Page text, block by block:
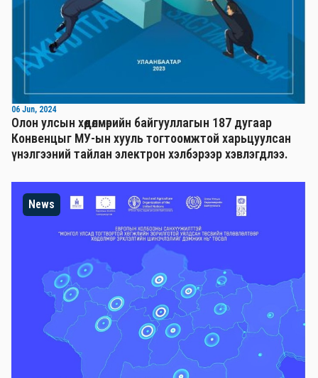
06 Jun, 2024
Олон улсын хөдөлмөрийн байгууллагын 187 дугаар
Конвенцыг МУ-ын хууль тогтоомжтой харьцуулсан
үнэлгээний тайлан электрон хэлбэрээр хэвлэгдлээ.
News